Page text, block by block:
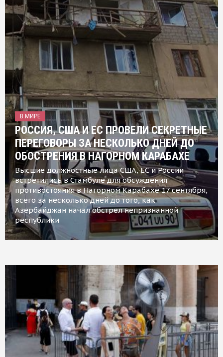
В МИРЕ
РОССИЯ, США И ЕС ПРОВЕЛИ СЕКРЕТНЫЕ
ПЕРЕГОВОРЫ ЗА НЕСКОЛЬКО ДНЕЙ ДО
ОБОСТРЕНИЯ В НАГОРНОМ КАРАБАХЕ
Высшие должностные лица США, ЕС и России
встретились в Стамбуле для обсуждения
противостояния в Нагорном Карабахе 17 сентября,
всего за несколько дней до того, как
Азербайджан начал обстрел непризнанной
республики